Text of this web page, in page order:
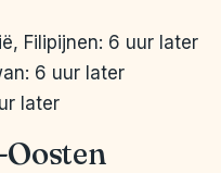
Filipijnen: 6 uur later
6 uur later
later